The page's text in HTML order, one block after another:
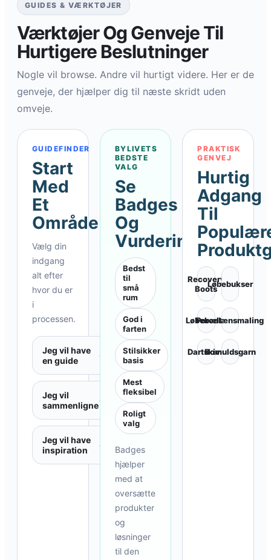
GUIDES & VÆRKTØJER
Værktøjer Og Genveje Til
Hurtigere Beslutninger
Nogle vil browse. Andre vil hurtigt videre. Her er de
genveje, der hjælper dig til næste skridt uden
omveje.
GUIDEFINDER
Start
Med
Et
Område
Vælg din
indgang
alt efter
hvor du er
i
processen.
Jeg vil have
en guide
→
Jeg vil
sammenligne→
Jeg vil have
inspiration
→
BYLIVETS
BEDSTE
VALG
Se
Badges
Og
Vurderingsspor
Bedst
til
små
rum
God i
farten
Stilsikker
basis
Mest
fleksibel
Roligt
valg
Badges
hjælper
med at
oversætte
produkter
og
løsninger
til den
PRAKTISK
GENVEJ
Hurtig
Adgang
Til
Recovery
BootsLøbebukser
Løbebælte
Porcelænsmaling
Dartskive
Bomuldsgarn